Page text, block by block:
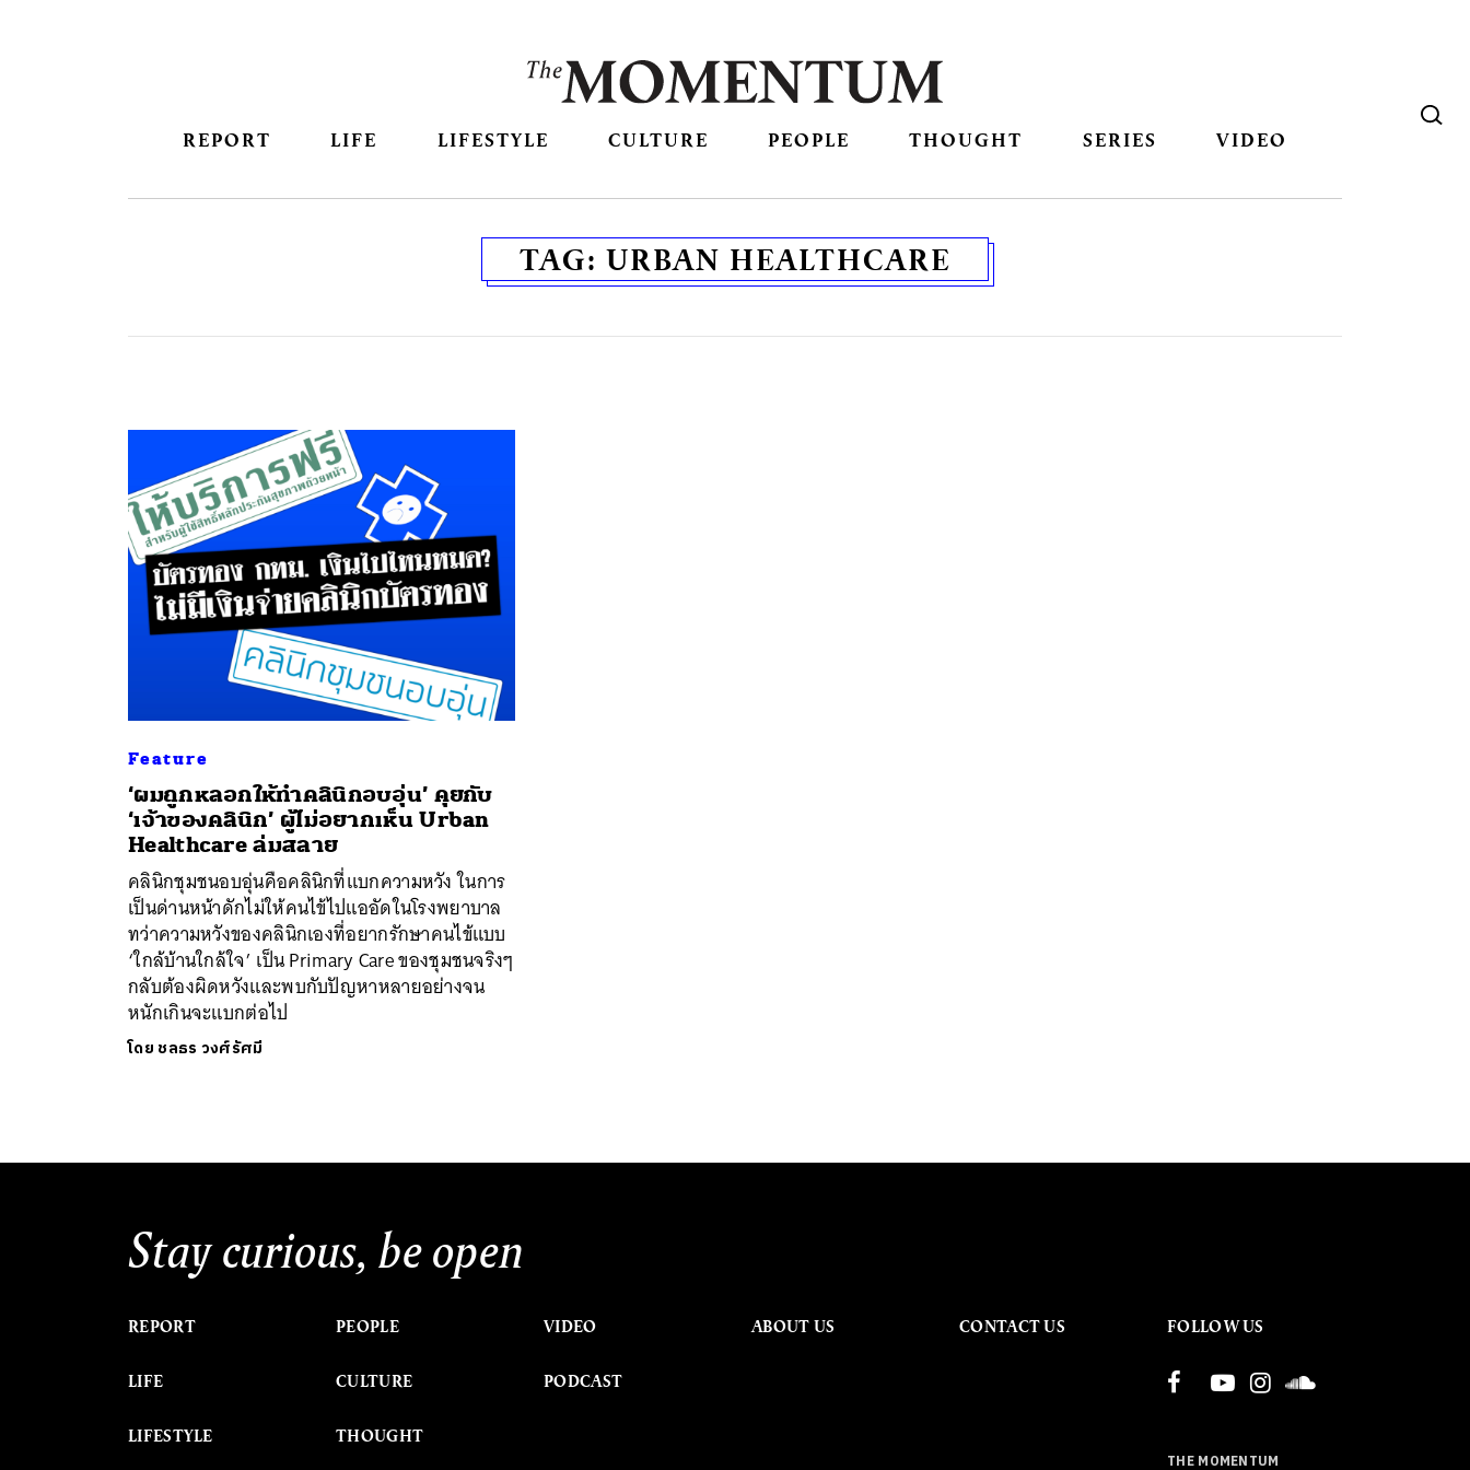
REPORT LIFE LIFESTYLE CULTURE PEOPLE THOUGHT SERIES VIDEO
TAG: URBAN HEALTHCARE
Feature
‘ผมถูกหลอกให้ทำคลินิกอบอุ่น’ คุยกับ
‘เจ้าของคลินิก’ ผู้ไม่อยากเห็น Urban
Healthcare ล่มสลาย
คลินิกชุมชนอบอุ่นคือคลินิกที่แบกความหวัง ในการ
เป็นด่านหน้าดักไม่ให้คนไข้ไปแออัดในโรงพยาบาล
ทว่าความหวังของคลินิกเองที่อยากรักษาคนไข้แบบ
‘ใกล้บ้านใกล้ใจ’ เป็น Primary Care ของชุมชนจริงๆ
กลับต้องผิดหวังและพบกับปัญหาหลายอย่างจน
หนักเกินจะแบกต่อไป
โดย ชลธร วงศ์รัศมี
Stay curious, be open
REPORT
LIFE
LIFESTYLE
PEOPLE
CULTURE
THOUGHT
VIDEO
PODCAST
ABOUT US CONTACT US FOLLOW US
THE MOMENTUM